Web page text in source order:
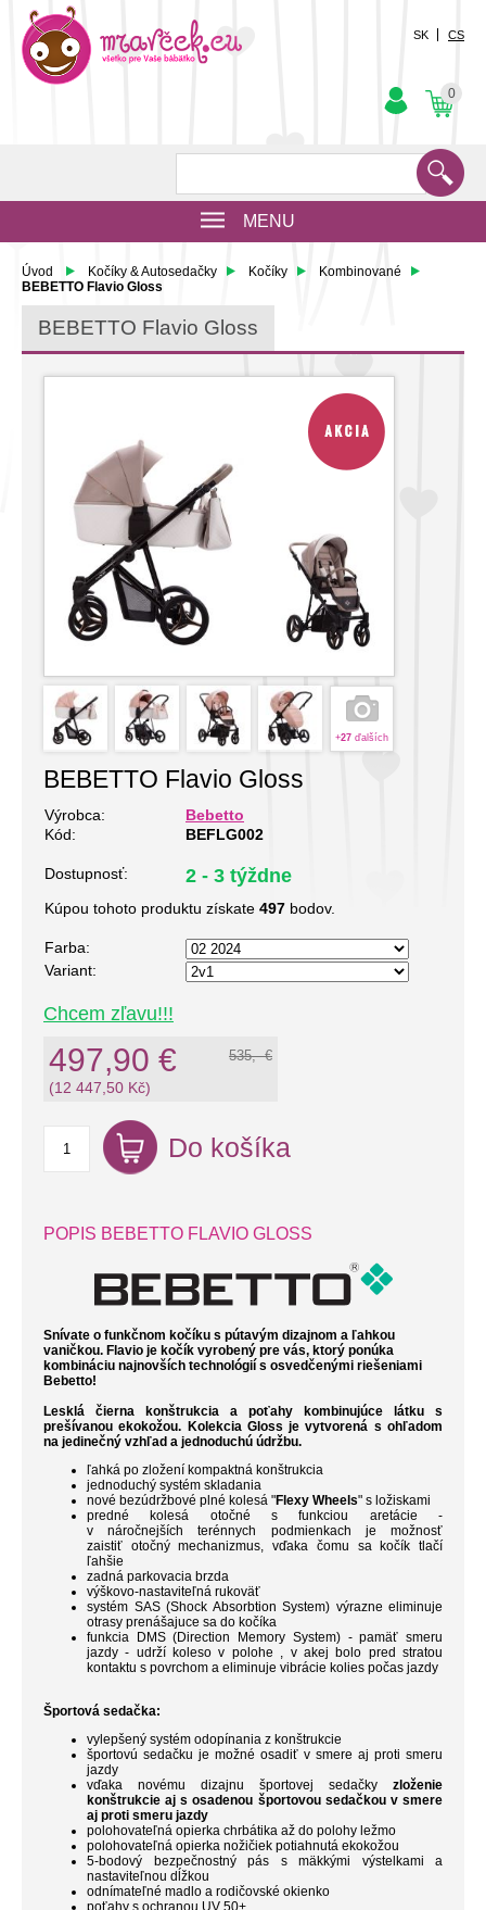
0
SK CS
MENU
Úvod Kočíky & Autosedačky Kočíky
Kombinované
BEBETTO Flavio Gloss
BEBETTO Flavio Gloss
+27 ďalších
BEBETTO Flavio Gloss
Výrobca:
Bebetto
Kód:
BEFLG002
Dostupnosť: 2 - 3 týždne
Kúpou tohoto produktu získate 497 bodov.
Farba:
Variant:
Chcem zľavu!!!
535,- €
497,90 €
(12 447,50 Kč)
Do košíka
POPIS BEBETTO FLAVIO GLOSS
Snívate o funkčnom kočíku s pútavým dizajnom a ľahkou
vaničkou. Flavio je kočík vyrobený pre vás, ktorý ponúka
kombináciu najnovších technológií s osvedčenými riešeniami
Bebetto!
Lesklá čierna konštrukcia a poťahy kombinujúce látku s
prešívanou ekokožou. Kolekcia Gloss je vytvorená s ohľadom
na jedinečný vzhľad a jednoduchú údržbu.
ľahká po zložení kompaktná konštrukcia
jednoduchý systém skladania
nové bezúdržbové plné kolesá "Flexy Wheels" s ložiskami
predné kolesá otočné s funkciou aretácie -
v náročnejších terénnych podmienkach je možnosť
zaistiť otočný mechanizmus, vďaka čomu sa kočík tlačí
ľahšie
zadná parkovacia brzda
výškovo-nastaviteľná rukoväť
systém SAS (Shock Absorbtion System) výrazne eliminuje
otrasy prenášajuce sa do kočíka
funkcia DMS (Direction Memory System) - pamäť smeru
jazdy - udrží koleso v polohe , v akej bolo pred stratou
kontaktu s povrchom a eliminuje vibrácie kolies počas jazdy
Športová sedačka:
vylepšený systém odopínania z konštrukcie
športovú sedačku je možné osadiť v smere aj proti smeru
jazdy
vďaka novému dizajnu športovej sedačky zloženie
konštrukcie aj s osadenou športovou sedačkou v smere
aj proti smeru jazdy
polohovateľná opierka chrbátika až do polohy ležmo
polohovateľná opierka nožičiek potiahnutá ekokožou
5-bodový bezpečnostný pás s mäkkými výstelkami a
nastaviteľnou dĺžkou
odnímateľné madlo a rodičovské okienko
poťahy s ochranou UV 50+